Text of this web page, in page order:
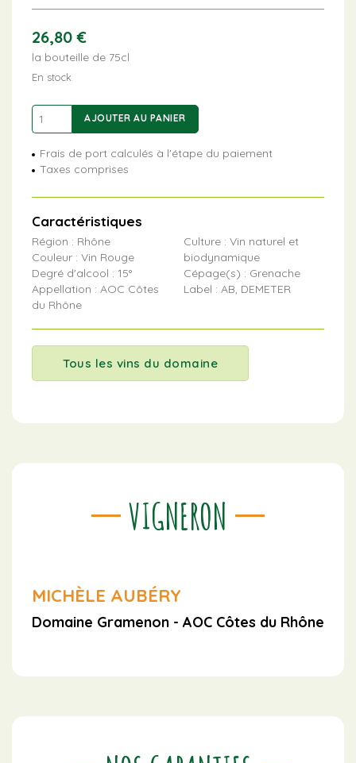
26,80€
la bouteille de 75cl
En stock
quantité
de
Sagesse
AJOUTER AU PANIER
Frais de port calculés à l'étape du paiement
Taxes comprises
Caractéristiques
Région : Rhône
Couleur : Vin Rouge
Degré d'alcool : 15°
Appellation : AOC Côtes
du Rhône
Culture : Vin naturel et
biodynamique
Cépage(s) : Grenache
Label : AB, DEMETER
Tous les vins du domaine
VIGNERON
MICHÈLE AUBÉRY
Domaine Gramenon - AOC Côtes du Rhône